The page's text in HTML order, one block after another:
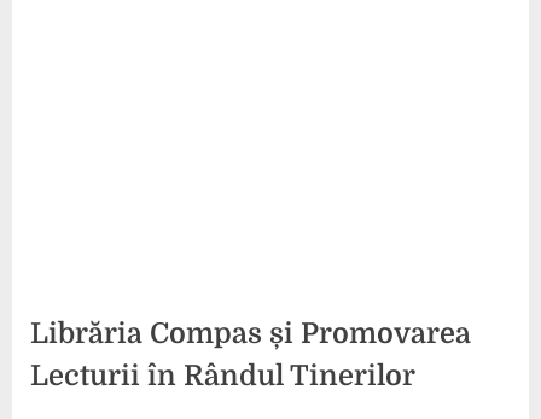
Librăria Compas și Promovarea
Lecturii în Rândul Tinerilor